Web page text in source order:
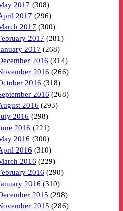
2017 (308)
2017 (296)
2017 (300)
2017 (281)
2017 (268)
2016 (314)
2016 (266)
2016 (318)
2016 (268)
2016 (293)
2016 (298)
2016 (221)
2016 (300)
2016 (310)
2016 (229)
2016 (290)
2016 (310)
2015 (298)
2015 (286)